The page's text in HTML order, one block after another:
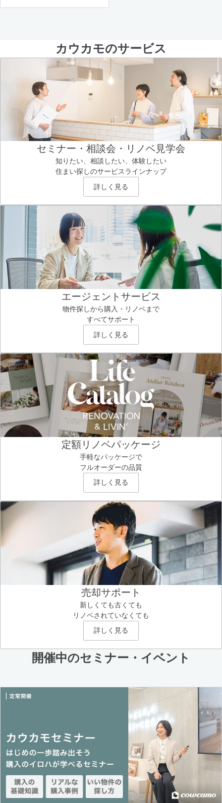
カウカモのサービス
セミナー・相談会・リノベ見学会
知りたい、相談したい、体験したい
住まい探しのサービスラインナップ
詳しく見る
エージェントサービス
物件探しから購入・リノベまで
すべてサポート
詳しく見る
定額リノベパッケージ
手軽なパッケージで
フルオーダーの品質
詳しく見る
売却サポート
新しくても古くても
リノベされていなくても
詳しく見る
開催中のセミナー・イベント